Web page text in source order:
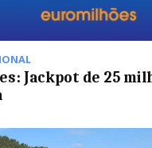
Jackpot de 25